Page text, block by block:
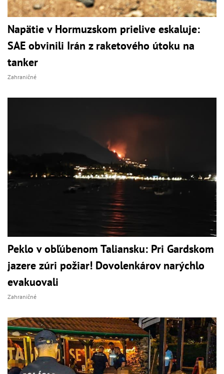
Napätie v Hormuzskom prielive eskaluje:
SAE obvinili Irán z raketového útoku na
tanker
Zahraničné
Peklo v obľúbenom Taliansku: Pri Gardskom
jazere zúri požiar! Dovolenkárov narýchlo
evakuovali
Zahraničné